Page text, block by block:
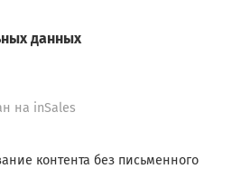
данных
на inSales
контента без письменного